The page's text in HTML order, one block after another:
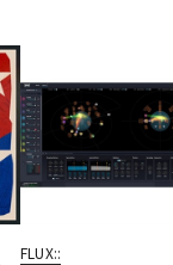
FLUX::